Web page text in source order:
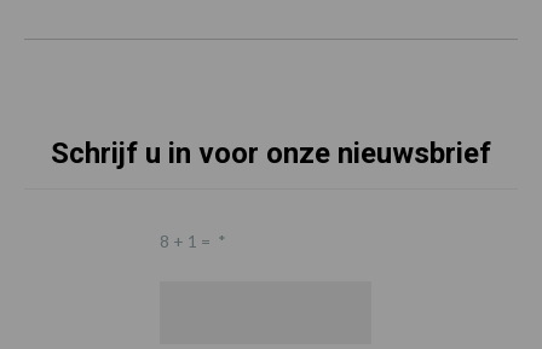
Schrijf u in voor onze nieuwsbrief
8 + 1 = *